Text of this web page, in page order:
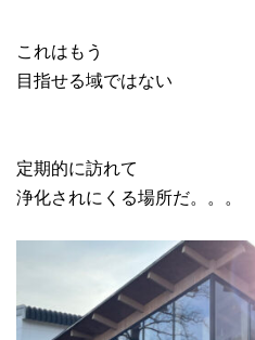
これはもう
目指せる域ではない
定期的に訪れて
浄化されにくる場所だ。。。